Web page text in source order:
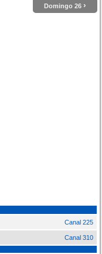
Domingo 26 ›
Canal 225
Canal 310